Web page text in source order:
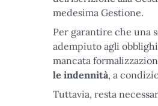
medesima Gestione.
Per garantire che una
adempiuto agli
mancata
le indennità, a
Tuttavia, resta